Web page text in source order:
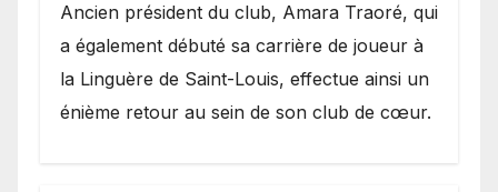
Ancien président du club, Amara Traoré, qui
a également débuté sa carrière de joueur à
la Linguère de Saint-Louis, effectue ainsi un
énième retour au sein de son club de cœur.